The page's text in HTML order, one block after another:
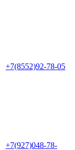
+7(8552)92-78-05
+7(927)048-78-